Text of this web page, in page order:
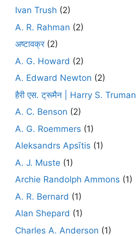
Ivan Trush (2)
A. R. Rahman (2)
अष्टावक्र(2)
A. G. Howard (2)
A. Edward Newton (2)
हैरी एस. ट्रूमैन | Harry S. Truman
A. C. Benson (2)
A. G. Roemmers (1)
Aleksandrs Apsītis (1)
A. J. Muste (1)
Archie Randolph Ammons (1)
A. R. Bernard (1)
Alan Shepard (1)
Charles A. Anderson (1)